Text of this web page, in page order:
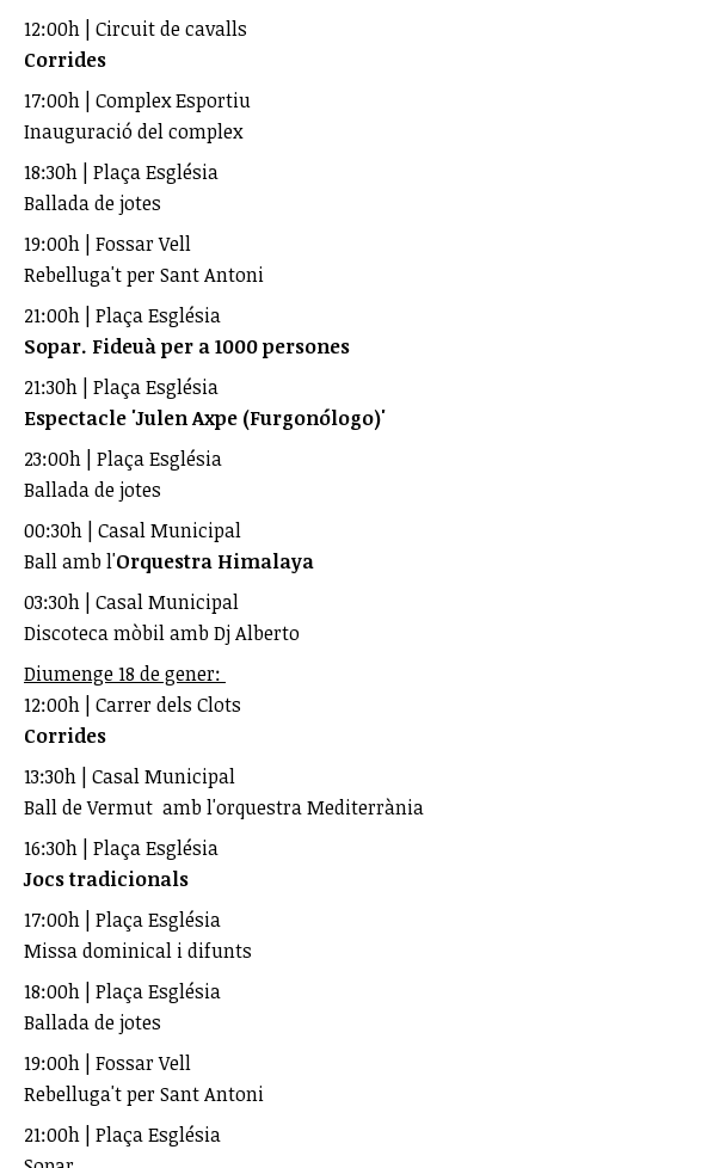
12:00h | Circuit de cavalls
Corrides
17:00h | Complex Esportiu
Inauguració del complex
18:30h | Plaça Església
Ballada de jotes
19:00h | Fossar Vell
Rebelluga't per Sant Antoni
21:00h | Plaça Església
Sopar. Fideuà per a 1000 persones
21:30h | Plaça Església
Espectacle 'Julen Axpe (Furgonólogo)'
23:00h | Plaça Església
Ballada de jotes
00:30h | Casal Municipal
Ball amb l'Orquestra Himalaya
03:30h | Casal Municipal
Discoteca mòbil amb Dj Alberto
Diumenge 18 de gener:
12:00h | Carrer dels Clots
Corrides
13:30h | Casal Municipal
Ball de Vermut amb l'orquestra Mediterrània
16:30h | Plaça Església
Jocs tradicionals
17:00h | Plaça Església
Missa dominical i difunts
18:00h | Plaça Església
Ballada de jotes
19:00h | Fossar Vell
Rebelluga't per Sant Antoni
21:00h | Plaça Església